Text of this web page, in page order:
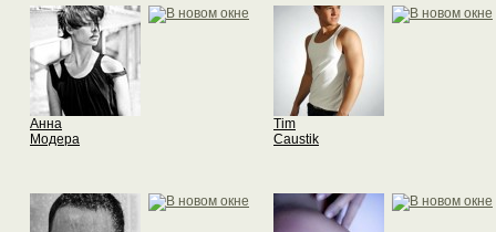
Анна
Модера
Tim
Caustik